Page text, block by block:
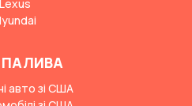
Lexus
авто зі США